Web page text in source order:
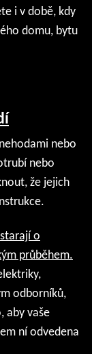
i v době, kdy
domu, bytu
nebo
nebo
že jejich
o
průběhem.
odborníků,
aby vaše
ní odvedena